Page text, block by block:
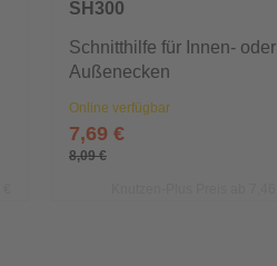
SH300
Schnitthilfe für Innen- oder
Außenecken
Online verfügbar
7,69 €
8,09 €